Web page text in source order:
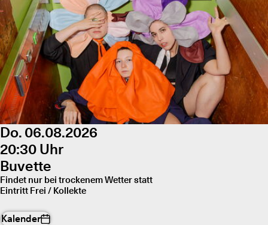
Do. 06.08.2026
20:30 Uhr
Buvette
Findet nur bei trockenem Wetter statt
Eintritt Frei / Kollekte
Kalender